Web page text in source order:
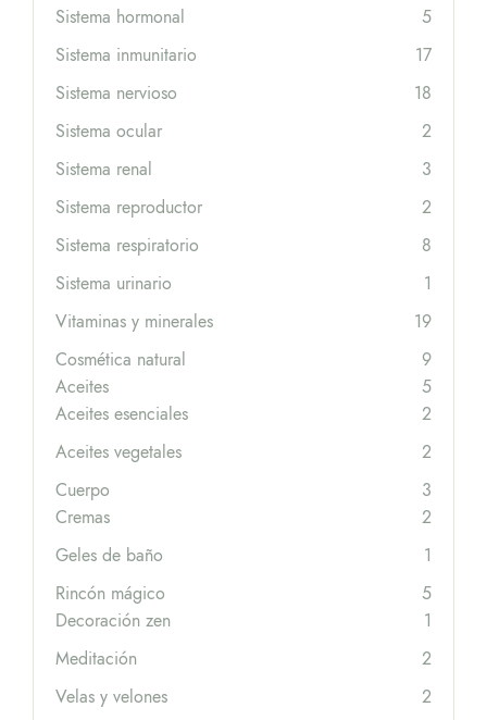
Sistema hormonal
5
Sistema inmunitario
17
Sistema nervioso
18
Sistema ocular
2
Sistema renal
3
Sistema reproductor
2
Sistema respiratorio
8
Sistema urinario
1
Vitaminas y minerales
19
Cosmética natural
9
Aceites
5
Aceites esenciales
2
Aceites vegetales
2
Cuerpo
3
Cremas
2
Geles de baño
1
Rincón mágico
5
Decoración zen
1
Meditación
2
Velas y velones
2